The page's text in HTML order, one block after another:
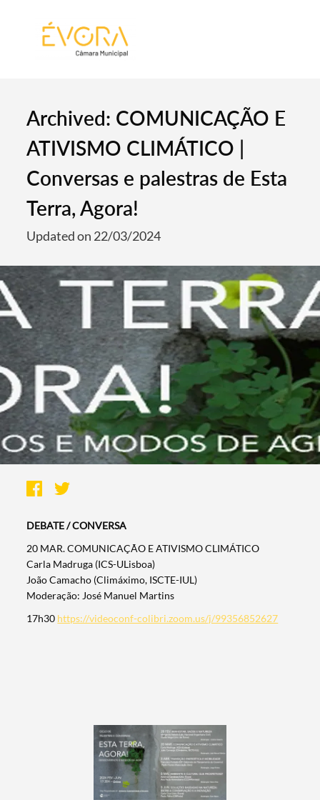
Archived: COMUNICAÇÃO E
ATIVISMO CLIMÁTICO |
Conversas e palestras de Esta
Terra, Agora!
Updated on 22/03/2024
DEBATE / CONVERSA
20 MAR. COMUNICAÇÃO E ATIVISMO CLIMÁTICO
Carla Madruga (ICS-ULisboa)
João Camacho (Climáximo, ISCTE-IUL)
Moderação: José Manuel Martins
17h30 https://videoconf-colibri.zoom.us/j/99356852627